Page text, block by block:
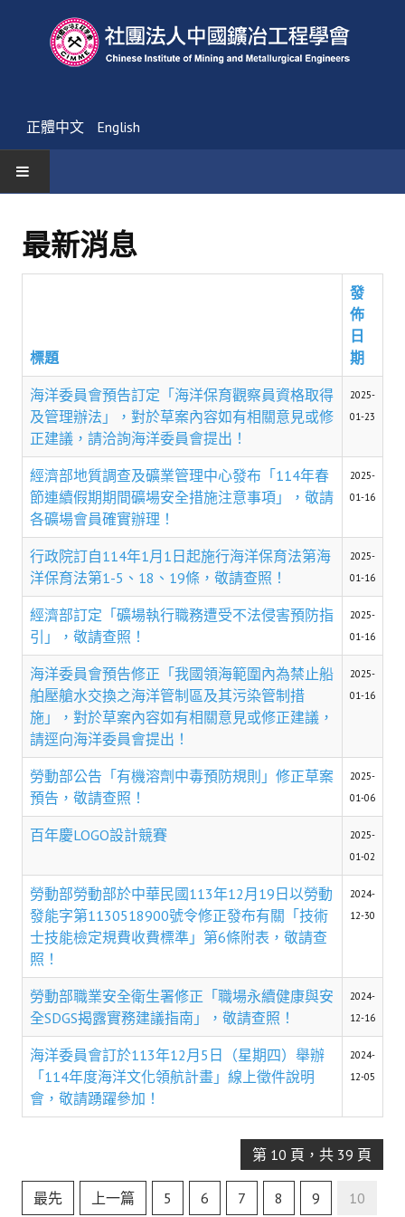
正體中文 English
最新消息
學會簡介
理事長的話
學會會歌
學會會址沿革
學會組織與架構
架構圖
理監事會
現任學會職員錄
重要章則
論文評選辦法
學生獎勵金申請辦法
盧善棟獎學金評選辦法
鑛冶論文獎初選作業細則
鑛冶論文獎複審作業細則
獎章委員會簡則
傑出服務貢獻獎設置辦法
學會章程
會員代表選舉辦法
學會獎項
最新消息
標題
發
佈
日
期
海洋委員會預告訂定「海洋保育觀察員資格取得
及管理辦法」，對於草案內容如有相關意見或修
正建議，請洽詢海洋委員會提出！
2025-
01-23
經濟部地質調查及礦業管理中心發布「114年春
節連續假期期間礦場安全措施注意事項」，敬請
各礦場會員確實辦理！
2025-
01-16
行政院訂自114年1月1日起施行海洋保育法第海
洋保育法第1-5、18、19條，敬請查照！
2025-
01-16
經濟部訂定「礦場執行職務遭受不法侵害預防指
引」，敬請查照！
2025-
01-16
海洋委員會預告修正「我國領海範圍內為禁止船
舶壓艙水交換之海洋管制區及其污染管制措
施」，對於草案內容如有相關意見或修正建議，
請逕向海洋委員會提出！
2025-
01-16
勞動部公告「有機溶劑中毒預防規則」修正草案
預告，敬請查照！
2025-
01-06
百年慶LOGO設計競賽
2025-
01-02
勞動部勞動部於中華民國113年12月19日以勞動
發能字第1130518900號令修正發布有關「技術
士技能檢定規費收費標準」第6條附表，敬請查
照！
2024-
12-30
勞動部職業安全衛生署修正「職場永續健康與安
全SDGS揭露實務建議指南」，敬請查照！
2024-
12-16
海洋委員會訂於113年12月5日（星期四）舉辦
「114年度海洋文化領航計畫」線上徵件說明
會，敬請踴躍參加！
2024-
12-05
第 10 頁，共 39 頁
最先 上一篇 5 6 7 8 9 10